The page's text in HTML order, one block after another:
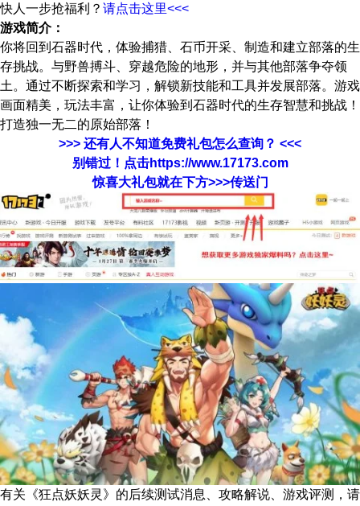
快人一步抢福利？ 请点击这里<<<
游戏简介：
你将回到石器时代，体验捕猎、石币开采、制造和建立部落的生
存挑战。与野兽搏斗、穿越危险的地形，并与其他部落争夺领
土。通过不断探索和学习，解锁新技能和工具并发展部落。游戏
画面精美，玩法丰富，让你体验到石器时代的生存智慧和挑战！
打造独一无二的原始部落！
>>> 还有人不知道免费礼包怎么查询？ <<<
别错过！点击https://www.17173.com
惊喜大礼包就在下方>>>传送门
有关 《狂点妖妖灵》 的后续测试消息、攻略解说、游戏评测，请